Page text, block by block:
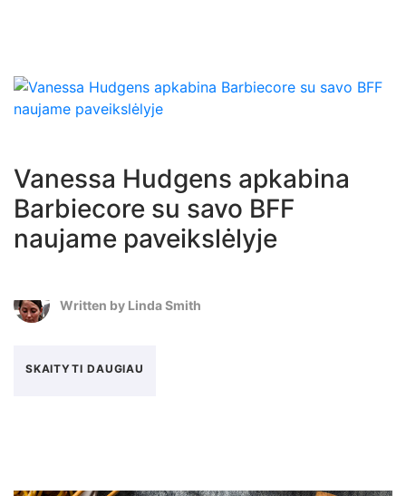
Vanessa Hudgens apkabina
Barbiecore su savo BFF
naujame paveikslėlyje
Written by Linda Smith
SKAITYTI DAUGIAU